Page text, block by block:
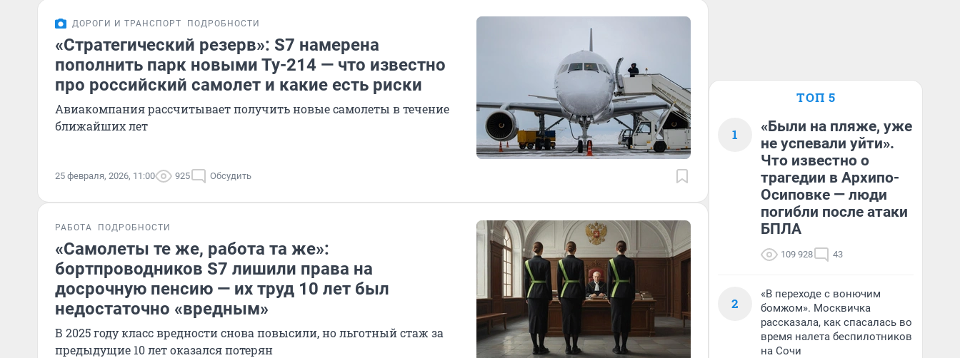
ДОРОГИ И ТРАНСПОРТ ПОДРОБНОСТИ
«Стратегический резерв»: S7 намерена
пополнить парк новыми Ту-214 — что известно
про российский самолет и какие есть риски
Авиакомпания рассчитывает получить новые самолеты в течение
ближайших лет
25 февраля, 2026, 11:00 925 Обсудить
РАБОТА ПОДРОБНОСТИ
«Самолеты те же, работа та же»:
бортпроводников S7 лишили права на
досрочную пенсию — их труд 10 лет был
недостаточно «вредным»
В 2025 году класс вредности снова повысили, но льготный стаж за
предыдущие 10 лет оказался потерян
ТОП 5
1
«Были на пляже, уже
не успевали уйти».
Что известно о
трагедии в Архипо-
Осиповке — люди
погибли после атаки
БПЛА
109 928 43
2
«В переходе с вонючим
бомжом». Москвичка
рассказала, как спасалась во
время налета беспилотников
на Сочи